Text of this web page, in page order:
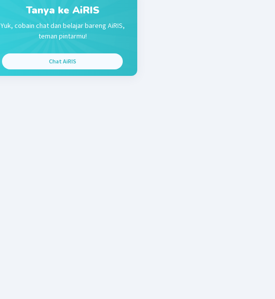
Tanya ke AiRIS
Yuk, cobain chat dan belajar bareng AiRIS,
teman pintarmu!
Chat AiRIS